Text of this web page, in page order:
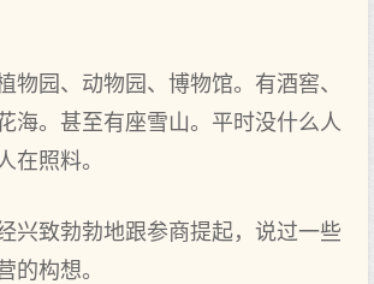
物园、动物园、博物馆。有酒窖、
海。甚至有座雪山。平时没什么人
在照料。
兴致勃勃地跟参商提起，说过一些
的构想。